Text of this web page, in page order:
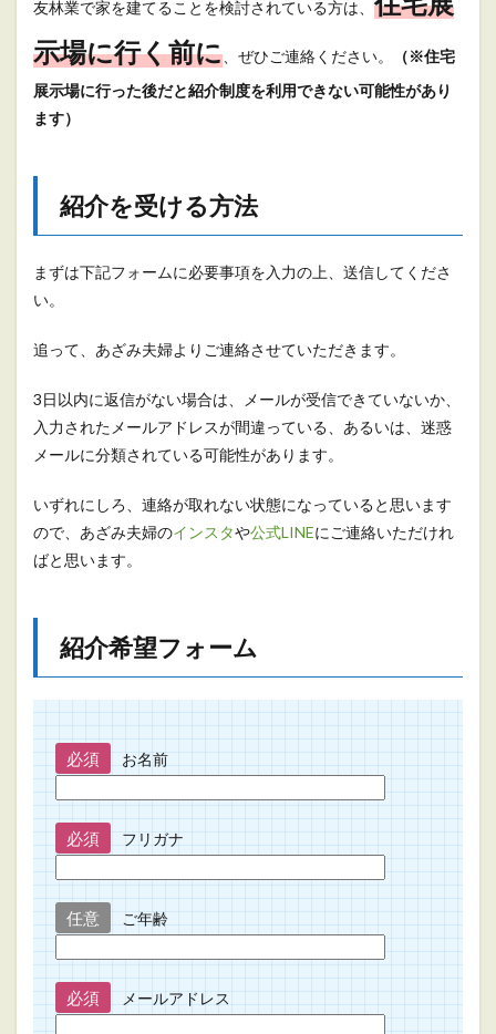
友林業で家を建てることを検討されている方は、
示場に行く前に 、ぜひご連絡ください。
（※住宅
展示場に行った後だと紹介制度を利用できない可能性があり
ます）
紹介を受ける方法
まずは下記フォームに必要事項を入力の上、送信してくださ
い。
追って、あざみ夫婦よりご連絡させていただきます。
3日以内に返信がない場合は、メールが受信できていないか、
入力されたメールアドレスが間違っている、あるいは、迷惑
メールに分類されている可能性があります。
いずれにしろ、連絡が取れない状態になっていると思います
ので、あざみ夫婦のインスタや公式LINEにご連絡いただけれ
ばと思います。
紹介希望フォーム
必須 お名前
必須 フリガナ
任意 ご年齢
必須 メールアドレス